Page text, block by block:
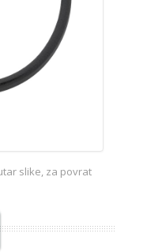
slike, za povrat